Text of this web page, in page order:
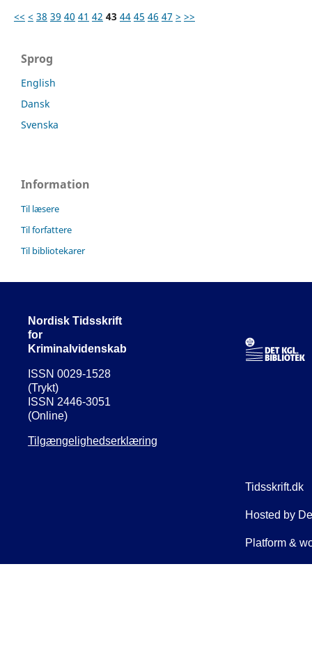
<< < 38 39 40 41 42 43 44 45 46 47 > >>
Sprog
English
Dansk
Svenska
Information
Til læsere
Til forfattere
Til bibliotekarer
Nordisk Tidsskrift
for
Kriminalvidenskab
ISSN 0029-1528
(Trykt)
ISSN 2446-3051
(Online)
Tilgængelighedserklæring